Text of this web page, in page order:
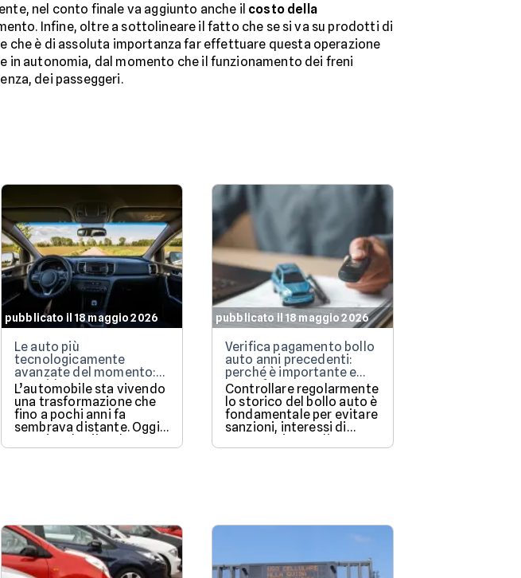
nel conto finale va aggiunto anche il costo della
Infine, oltre a sottolineare il fatto che se si va su prodotti di
che è di assoluta importanza far effettuare questa operazione
autonomia, dal momento che il funzionamento dei freni
dei passeggeri.
pubblicato il 18 maggio 2026
Le auto più
tecnologicamente
avanzate del momento:
AI, guida autonoma e
software al centro
dell’esperienza
L’automobile sta vivendo
una trasformazione che
fino a pochi anni fa
sembrava distante. Oggi
non si parla più soltanto
di motori, cavalli o
pubblicato il 18 maggio 2026
Verifica pagamento bollo
auto anni precedenti:
perché è importante e
come fare
Controllare regolarmente
lo storico del bollo auto è
fondamentale per evitare
sanzioni, interessi di
mora e spiacevoli
sorprese fiscali.